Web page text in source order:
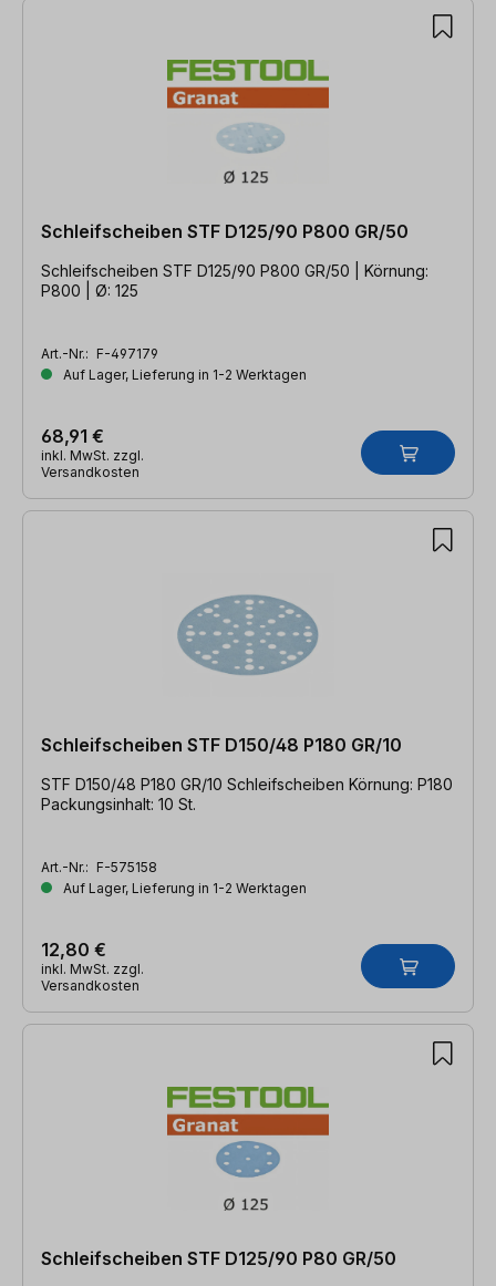
Schleifscheiben STF D125/90 P800 GR/50
Schleifscheiben STF D125/90 P800 GR/50 | Körnung:
P800 | Ø: 125
Art.-Nr.: F-497179
Auf Lager, Lieferung in 1-2 Werktagen
68,91 €
inkl. MwSt. zzgl.
Versandkosten
Schleifscheiben STF D150/48 P180 GR/10
STF D150/48 P180 GR/10 Schleifscheiben Körnung: P180
Packungsinhalt: 10 St.
Art.-Nr.: F-575158
Auf Lager, Lieferung in 1-2 Werktagen
12,80 €
inkl. MwSt. zzgl.
Versandkosten
Schleifscheiben STF D125/90 P80 GR/50